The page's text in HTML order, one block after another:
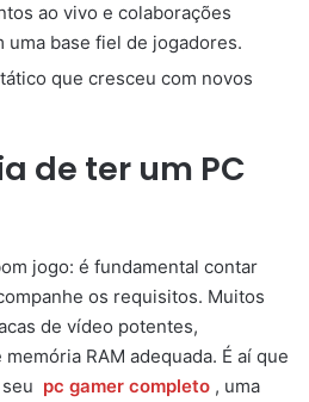
ao vivo e colaborações
uma base fiel de jogadores.
que cresceu com novos
de ter um PC
jogo: é fundamental contar
os requisitos. Muitos
de vídeo potentes,
RAM adequada. É aí que
pc gamer completo , uma